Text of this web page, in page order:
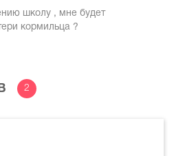
школу , мне будет
кормильца ?
2